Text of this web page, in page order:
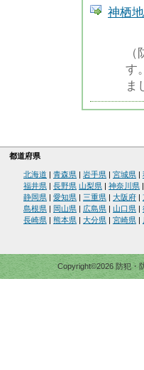
神栖
す
ま
都道府県
北海道 青森県 岩手県 宮城県
福井県
長野県 山梨県 神奈川県
静岡県
愛知県 三重県 大阪府
島根県
岡山県 広島県 山口県
長崎県
熊本県 大分県 宮崎県
Copyright©2026 防犯・